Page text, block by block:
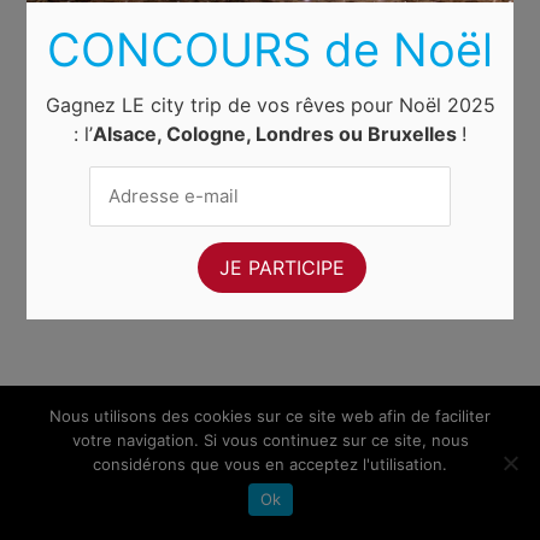
Nous utilisons des cookies sur ce site web afin de faciliter
votre navigation. Si vous continuez sur ce site, nous
considérons que vous en acceptez l'utilisation.
Ok
CONCOURS de Noël
Gagnez LE city trip de vos rêves pour Noël 2025
: l’Alsace, Cologne, Londres ou Bruxelles !